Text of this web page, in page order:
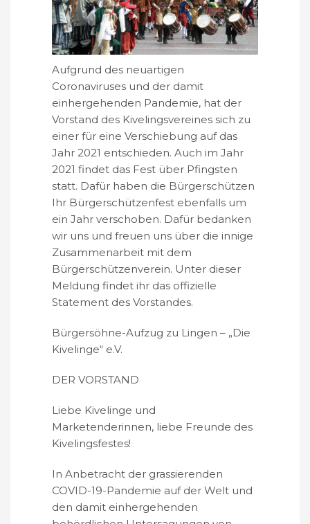
Aufgrund des neuartigen
Coronaviruses und der damit
einhergehenden Pandemie, hat der
Vorstand des Kivelingsvereines sich zu
einer für eine Verschiebung auf das
Jahr 2021 entschieden. Auch im Jahr
2021 findet das Fest über Pfingsten
statt. Dafür haben die Bürgerschützen
Ihr Bürgerschützenfest ebenfalls um
ein Jahr verschoben. Dafür bedanken
wir uns und freuen uns über die innige
Zusammenarbeit mit dem
Bürgerschützenverein. Unter dieser
Meldung findet ihr das offizielle
Statement des Vorstandes.
Bürgersöhne-Aufzug zu Lingen – „Die
Kivelinge“ e.V.
DER VORSTAND
Liebe Kivelinge und
Marketenderinnen, liebe Freunde des
Kivelingsfestes!
In Anbetracht der grassierenden
COVID-19-Pandemie auf der Welt und
den damit einhergehenden